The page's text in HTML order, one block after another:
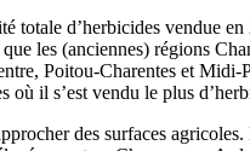
totale d’herbicides vendue
les (anciennes) régions
Poitou-Charentes et Midi-
où il s’est vendu le plus
des surfaces agricoles.